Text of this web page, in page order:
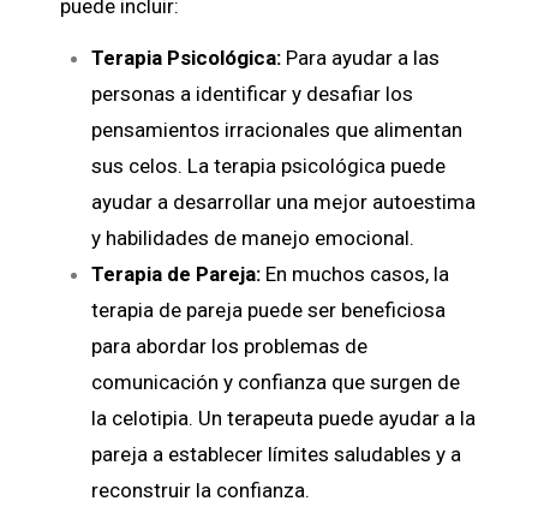
puede incluir:
Terapia Psicológica: Para ayudar a las
personas a identificar y desafiar los
pensamientos irracionales que alimentan
sus celos. La terapia psicológica puede
ayudar a desarrollar una mejor autoestima
y habilidades de manejo emocional.
Terapia de Pareja: En muchos casos, la
terapia de pareja puede ser beneficiosa
para abordar los problemas de
comunicación y confianza que surgen de
la celotipia. Un terapeuta puede ayudar a la
pareja a establecer límites saludables y a
reconstruir la confianza.